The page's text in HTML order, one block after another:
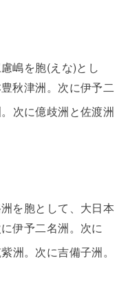
嶋を胞(えな)とし
秋津洲。次に伊予二
。次に億歧洲と佐渡洲
を胞として、大日本
伊予二名洲。次に
洲。次に吉備子洲。